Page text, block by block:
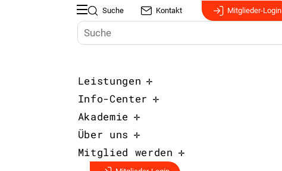
Suche Kontakt Mitglieder-Login
Leistungen
Info-Center
Akademie
Über uns
Mitglied werden